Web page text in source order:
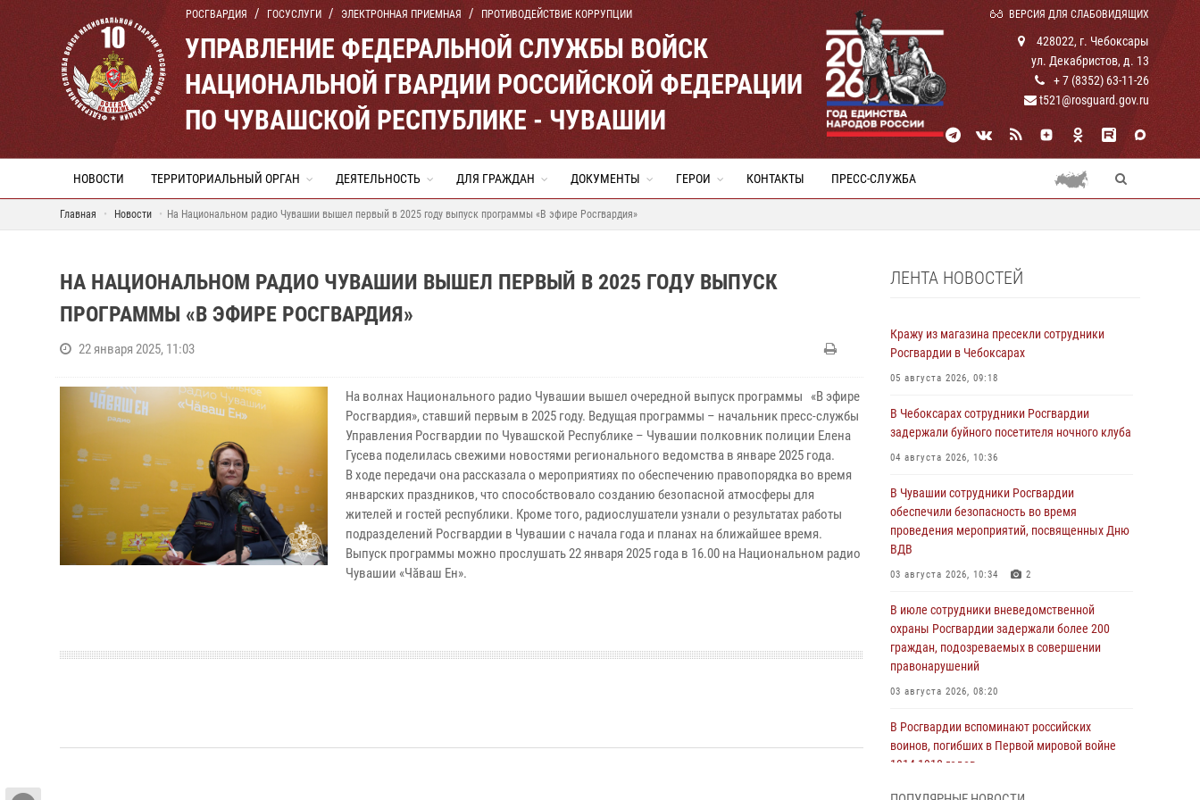
РОСГВАРДИЯ ГОСУСЛУГИ ЭЛЕКТРОННАЯ ПРИЕМНАЯ ПРОТИВОДЕЙСТВИЕ КОРРУПЦИИ ВЕРСИЯ ДЛЯ СЛАБОВИДЯЩИХ
УПРАВЛЕНИЕ ФЕДЕРАЛЬНОЙ СЛУЖБЫ ВОЙСК
НАЦИОНАЛЬНОЙ ГВАРДИИ РОССИЙСКОЙ ФЕДЕРАЦИИ
ПО ЧУВАШСКОЙ РЕСПУБЛИКЕ - ЧУВАШИИ
428022, г. Чебоксары
ул. Декабристов, д. 13
+ 7 (8352) 63-11-26
t521@rosguard.gov.ru
НОВОСТИ ТЕРРИТОРИАЛЬНЫЙ ОРГАН ДЕЯТЕЛЬНОСТЬ ДЛЯ ГРАЖДАН ДОКУМЕНТЫ ГЕРОИ КОНТАКТЫ ПРЕСС-СЛУЖБА
Главная Новости На Национальном радио Чувашии вышел первый в 2025 году выпуск программы «В эфире Росгвардия»
НА НАЦИОНАЛЬНОМ РАДИО ЧУВАШИИ ВЫШЕЛ ПЕРВЫЙ В 2025 ГОДУ ВЫПУСК
ПРОГРАММЫ «В ЭФИРЕ РОСГВАРДИЯ»
22 января 2025, 11:03
На волнах Национального радио Чувашии вышел очередной выпуск программы «В эфире
Росгвардия», ставший первым в 2025 году. Ведущая программы – начальник пресс-службы
Управления Росгвардии по Чувашской Республике – Чувашии полковник полиции Елена
Гусева поделилась свежими новостями регионального ведомства в январе 2025 года.
В ходе передачи она рассказала о мероприятиях по обеспечению правопорядка во время
январских праздников, что способствовало созданию безопасной атмосферы для
жителей и гостей республики. Кроме того, радиослушатели узнали о результатах работы
подразделений Росгвардии в Чувашии с начала года и планах на ближайшее время.
Выпуск программы можно прослушать 22 января 2025 года в 16.00 на Национальном радио
Чувашии «Чăваш Ен».
ЛЕНТА НОВОСТЕЙ
Кражу из магазина пресекли сотрудники
Росгвардии в Чебоксарах
05 августа 2026, 09:18
В Чебоксарах сотрудники Росгвардии
задержали буйного посетителя ночного клуба
04 августа 2026, 10:36
В Чувашии сотрудники Росгвардии
обеспечили безопасность во время
проведения мероприятий, посвященных Дню
ВДВ
03 августа 2026, 10:34 2
В июле сотрудники вневедомственной
охраны Росгвардии задержали более 200
граждан, подозреваемых в совершении
правонарушений
03 августа 2026, 08:20
В Росгвардии вспоминают российских
воинов, погибших в Первой мировой войне
1914-1918 годов